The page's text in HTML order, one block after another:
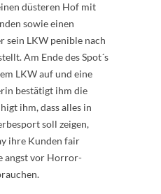
düsteren Hof mit
sowie einen
sein LKW penible nach
Am Ende des Spot´s
LKW auf und eine
bestätigt ihm die
ihm, dass alles in
soll zeigen,
ihre Kunden fair
angst vor Horror-